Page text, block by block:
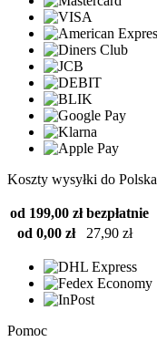
Koszty wysyłki do Polska
od 199,00 zł bezpłatnie
od 0,00 zł
27,90 zł
Pomoc